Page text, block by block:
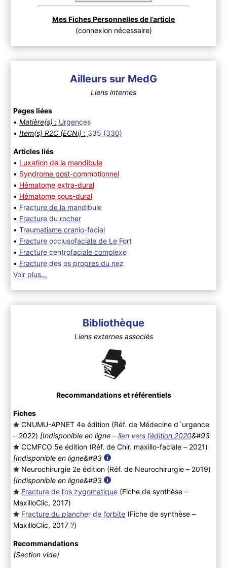
Mes Fiches Personnelles de l’article
(connexion nécessaire)
Ailleurs sur MedG
Liens internes
Pages liées
• Matière(s) : Urgences
• Item(s) R2C (ECNi) : 335 (330)
Articles liés
• Luxation de la mandibule
• Syndrome post-commotionnel
• Hématome extra-dural
• Hématome sous-dural
• Fracture de la mandibule
• Fracture du rocher
• Traumatisme cranio-facial
• Fracture occlusofaciale de Le Fort
• Fracture centrofaciale complexe
• Fracture des os propres du nez
Voir plus…
Bibliothèque
Liens externes associés
Recommandations et référentiels
Fiches
CNUMU-APNET 4e édition (Réf. de Médecine d´urgence
– 2022) [Indisponible en ligne – lien vers l’édition 2020&#93
CCMFCO 5e édition (Réf. de Chir. maxillo-faciale – 2021)
[Indisponible en ligne&#93
Neurochirurgie 2e édition (Réf. de Neurochirurgie – 2019)
[Indisponible en ligne&#93
Fracture de l’os zygomatique(Fiche de synthèse –
MaxilloClic, 2017)
Fracture du plancher de l’orbite(Fiche de synthèse –
MaxilloClic, 2017 ?)
Recommandations
(Section vide)